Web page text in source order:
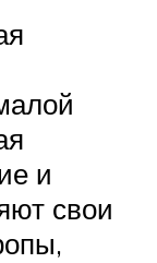
и
свои